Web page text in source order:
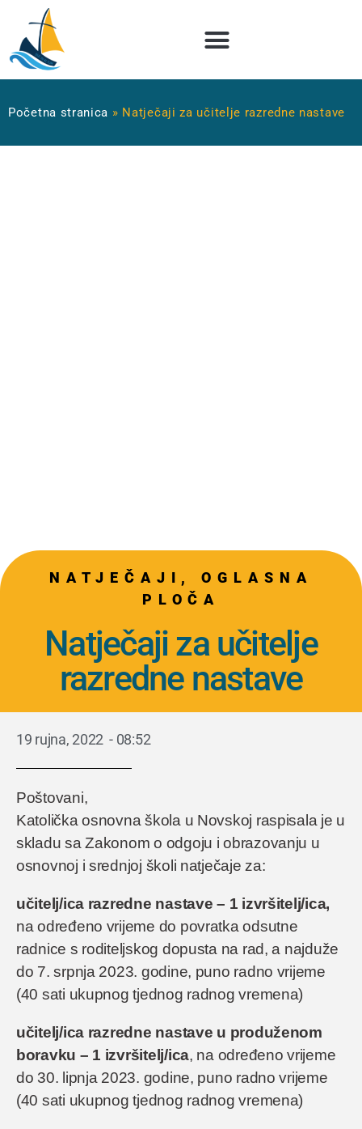
Početna stranica » Natječaji za učitelje razredne nastave
NATJEČAJI ,OGLASNA
PLOČA
Natječaji za učitelje
razredne nastave
19 rujna, 2022 - 08:52
Poštovani,
Katolička osnovna škola u Novskoj raspisala je u
skladu sa Zakonom o odgoju i obrazovanju u
osnovnoj i srednjoj školi natječaje za:
učitelj/ica razredne nastave – 1 izvršitelj/ica,
na određeno vrijeme do povratka odsutne
radnice s roditeljskog dopusta na rad, a najduže
do 7. srpnja 2023. godine, puno radno vrijeme
(40 sati ukupnog tjednog radnog vremena)
učitelj/ica razredne nastave u produženom
boravku – 1 izvršitelj/ica, na određeno vrijeme
do 30. lipnja 2023. godine, puno radno vrijeme
(40 sati ukupnog tjednog radnog vremena)